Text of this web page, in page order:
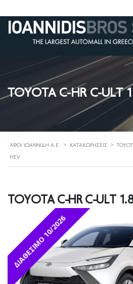
TOYOTA C-HR C-ULT
ΑΦΟΊ ΙΩΑΝΝΊΔΗ Α.Ε. > ΚΑΤΑΧΩΡΉΣΕΙΣ >
HEV
TOYOTA C-HR C-ULT
ΔΙΑΘΕΣΙΜΟ 10/2026